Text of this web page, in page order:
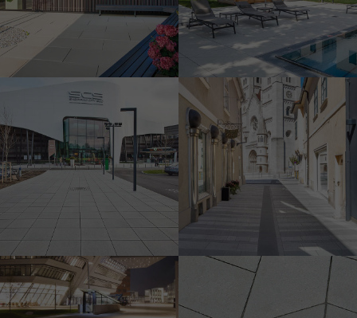
Linea VG4, vágott 9,5 x 9,5
Linea VG4, vágott 9,5 x 9,5
x 8 cm
Linea VG4 – 8 különböző
formátum
A WU Wien campusa